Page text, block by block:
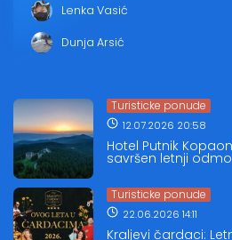
Lenka Vasić
Dunja Arsić
Turisticke ponude
12.07.2026 20:58
Hotel Putnik
savršen letnji
Turisticke ponude
22.06.2026 14:11
Kraljevi čardaci: